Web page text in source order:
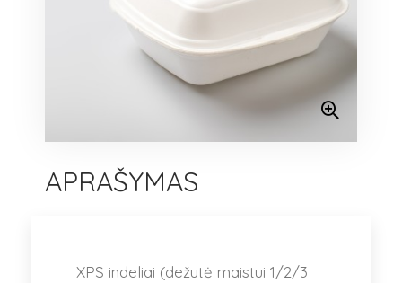
APRAŠYMAS
XPS indeliai (dežutė maistui 1/2/3